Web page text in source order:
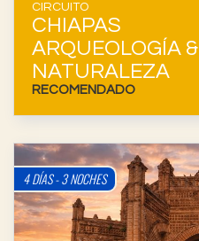
CIRCUITO
CHIAPAS
ARQUEOLOGÍA &
NATURALEZA
RECOMENDADO
4 DÍAS - 3 NOCHES